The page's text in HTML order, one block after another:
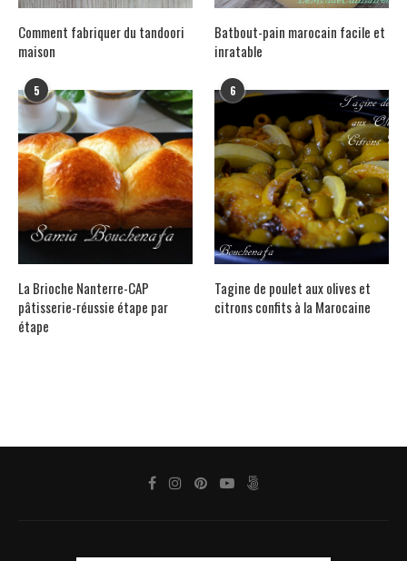
Comment fabriquer du tandoori
maison
Batbout-pain marocain facile et
inratable
5
La Brioche Nanterre-CAP
pâtisserie-réussie étape par
étape
6
Tagine de poulet aux olives et
citrons confits à la Marocaine